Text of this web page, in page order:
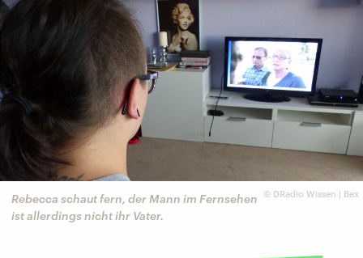
© DRadio Wissen | Bex
Rebecca schaut fern, der Mann im Fernsehen
ist allerdings nicht ihr Vater.